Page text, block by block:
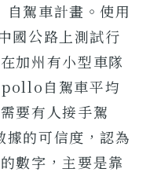
駕車計畫。使用
國公路上測試行
加州有小型車隊
自駕車平均
要有人接手駕
的可信度，認為
數字，主要是靠